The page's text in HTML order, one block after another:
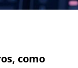
como